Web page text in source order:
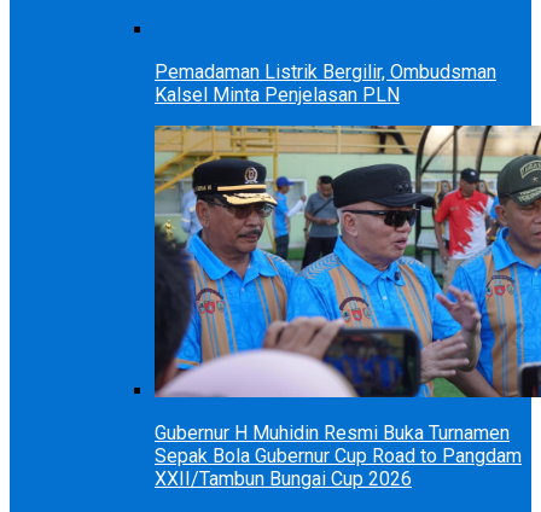
Pemadaman Listrik Bergilir, Ombudsman
Kalsel Minta Penjelasan PLN
Gubernur H Muhidin Resmi Buka Turnamen
Sepak Bola Gubernur Cup Road to Pangdam
XXII/Tambun Bungai Cup 2026